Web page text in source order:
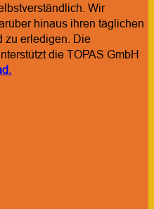
Wir
hinaus ihren täglichen
zu erledigen. Die
die TOPAS GmbH